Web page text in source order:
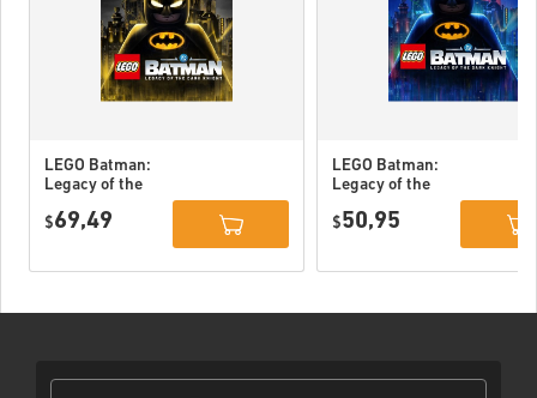
LEGO Batman:
Legacy of the
Deluxe Edition
$69,49
LEGO Batman:
Legacy of the
(STEAM) EU
$50,95